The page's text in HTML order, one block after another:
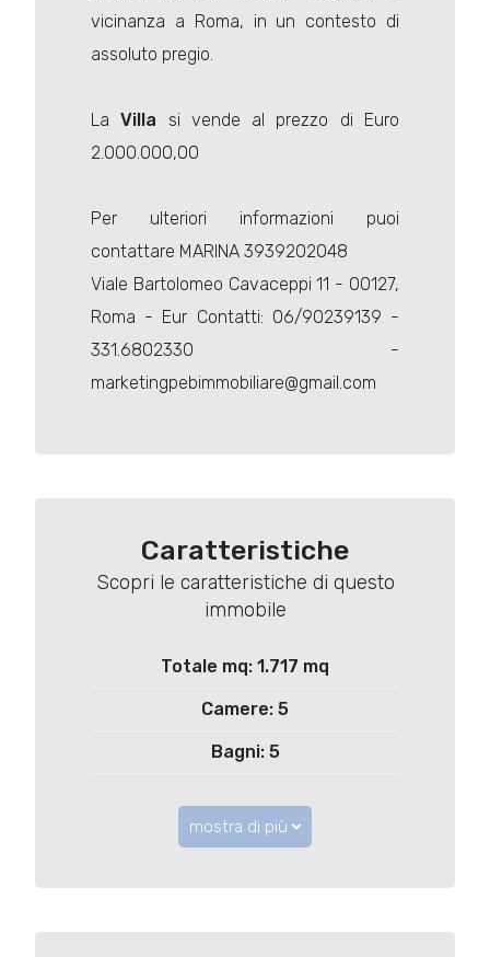
vicinanza a Roma, in un contesto di
assoluto pregio.
LaVilla si vende al prezzo di Euro
2.000.000,00
Per ulteriori informazioni puoi
contattare MARINA 3939202048
Viale Bartolomeo Cavaceppi 11 - 00127,
Roma - Eur Contatti: 06/90239139 -
331.6802330 -
marketingpebimmobiliare@gmail.com
Caratteristiche
Scopri le caratteristiche di questo
immobile
Totale mq: 1.717 mq
Camere: 5
Bagni: 5
mostra di più